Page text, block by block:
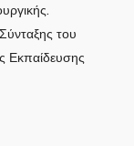
του
Εκπαίδευσης